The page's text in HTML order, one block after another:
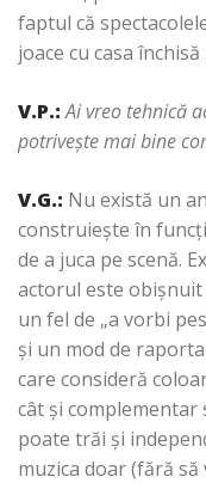
faptul că
joace cu casa
V.P.:Ai vreo tehnică
potriveşte mai bine
V.G.: Nu există un
construieşte în
de a juca pe scenă.
actorul este obişnuit
un fel de „a vorbi
şi un mod de
care consideră
cât şi complementar
poate trăi şi
muzica doar (fără